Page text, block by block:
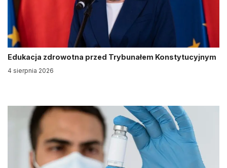
Edukacja zdrowotna przed Trybunałem Konstytucyjnym
4 sierpnia 2026